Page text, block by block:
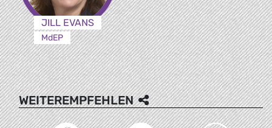
JILL EVANS
MdEP
WEITEREMPFEHLEN